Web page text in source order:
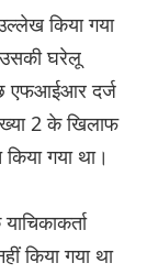
किया गया
उसकी घरेलू
एफआईआर दर्ज
संख्या 2 के खिलाफ
गया था।
किया गया था